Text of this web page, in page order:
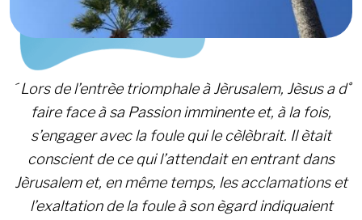
´ Lors de l’entrèe triomphale à Jèrusalem, Jèsus a d˚
faire face à sa Passion imminente et, à la fois,
s’engager avec la foule qui le cèlèbrait. Il ètait
conscient de ce qui l’attendait en entrant dans
Jèrusalem et, en même temps, les acclamations et
l’exaltation de la foule à son ègard indiquaient